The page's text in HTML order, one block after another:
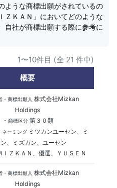
ような商標出願がされているの
ＺＫＡＮ」においてどのような
自社が商標出願する際に参考に
1〜10件目 (全 21 件中)
概要
・商標出願人 株式会社Mizkan
Holdings
・ 商標区分第３０類
ネーミングミツカンユーセン、ミ
、ミズカン、ユーセン
ＺＫＡＮ、優選、ＹＵＳＥＮ
・商標出願人 株式会社Mizkan
Holdings